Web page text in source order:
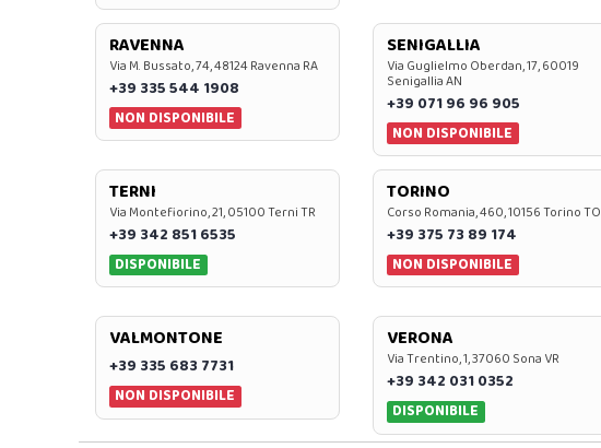
RAVENNA
Via M. Bussato, 74, 48124 Ravenna RA
+39 335 544 1908
NON DISPONIBILE
SENIGALLIA
Via Guglielmo Oberdan, 17, 60019
Senigallia AN
+39 071 96 96 905
NON DISPONIBILE
TERNI
Via Montefiorino, 21, 05100 Terni TR
+39 342 851 6535
DISPONIBILE
TORINO
Corso Romania, 460, 10156 Torino TO
+39 375 73 89 174
NON DISPONIBILE
VALMONTONE
+39 335 683 7731
NON DISPONIBILE
VERONA
Via Trentino, 1, 37060 Sona VR
+39 342 031 0352
DISPONIBILE